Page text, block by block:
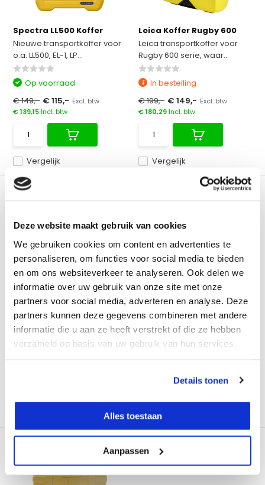
Deze website maakt gebruik van cookies
We gebruiken cookies om content en advertenties te
personaliseren, om functies voor social media te bieden
en om ons websiteverkeer te analyseren. Ook delen we
informatie over uw gebruik van onze site met onze
partners voor social media, adverteren en analyse. Deze
partners kunnen deze gegevens combineren met andere
informatie die u aan ze heeft verstrekt of die ze hebben
verzameld op basis van uw gebruik van hun services.
Details tonen
Alles toestaan
Aanpassen
Spectra LL500 Koffer
Nieuwe transportkoffer voor
o.a. LL500, EL-1, LP...
Vergelijk
Op voorraad
€ 149,- € 115,- Excl. btw
€ 139,15Incl. btw
Leica Koffer Rugby 600
Leica transportkoffer voor
Rugby 600 serie, waar...
Vergelijk
In bestelling
€ 199,- € 149,- Excl. btw
€ 180,29Incl. btw
Leica Koffer Rugby 800
Leica transportkoffer voor
Rugby 800 serie, waar...
Op voorraad
€ 149,-
Topcon Koffer RL-H5A |
Losse transportkoffer voor
TOPCON RL-H5A en RL-H...
Vergelijk
In bestelling